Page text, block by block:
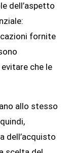
dell’aspetto
fornite
che le
allo stesso
dell’acquisto